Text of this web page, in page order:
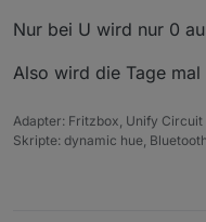
Nur bei U wird nur 0
Also wird die Tage
Adapter: Fritzbox, Unify Circuit
Skripte: dynamic hue,